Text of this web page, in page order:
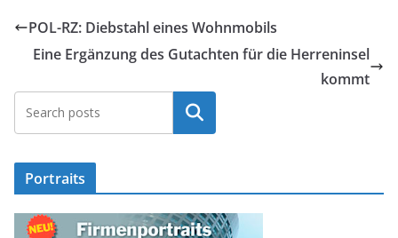
POL-RZ: Diebstahl eines Wohnmobils
Eine Ergänzung des Gutachten für die Herreninsel
kommt
Suchen
Portraits